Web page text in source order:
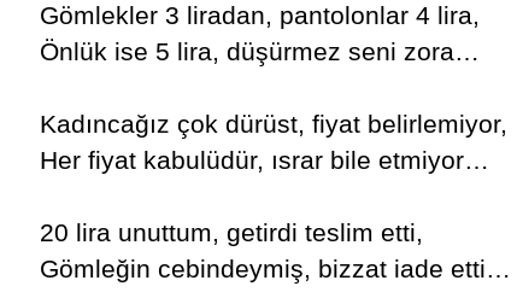
Gömlekler 3 liradan, pantolonlar 4 lira,
Önlük ise 5 lira, düşürmez seni zora…
Kadıncağız çok dürüst, fiyat belirlemiyor,
Her fiyat kabulüdür, ısrar bile etmiyor…
20 lira unuttum, getirdi teslim etti,
Gömleğin cebindeymiş, bizzat iade etti…